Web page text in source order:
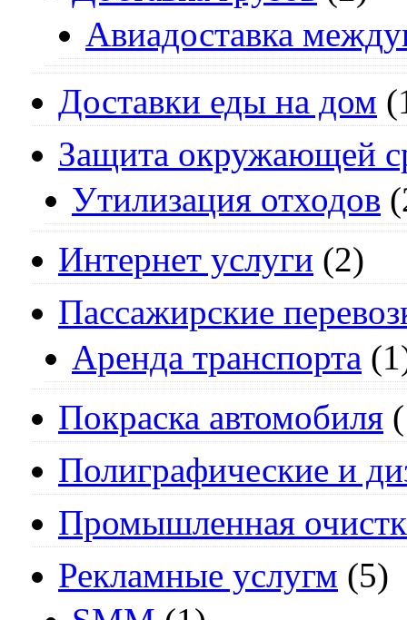
Авиадоставка
Доставки еды на дом
Защита окружающей
Утилизация отходов
Интернет услуги (2)
Пассажирские
Аренда транспорта
Покраска автомобиля
Полиграфические и
Промышленная
Рекламные услугм (5)